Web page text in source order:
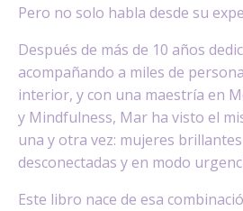
Pero no solo habla desde su
Después de más de 10 años
acompañando a miles de
interior, y con una maestría en
y Mindfulness, Mar ha visto el
una y otra vez: mujeres
desconectadas y en modo
Este libro nace de esa